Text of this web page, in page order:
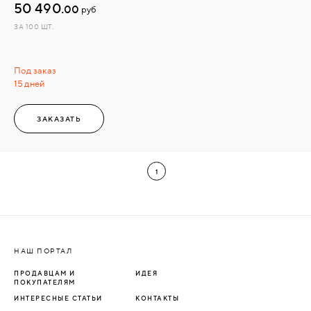
Под заказ
15 дней
50 490.00 руб
ЗА 100 ШТ.
ЗАКАЗАТЬ
1
НАШ ПОРТАЛ
ПРОДАВЦАМ И
ПОКУПАТЕЛЯМ
ИДЕЯ
ИНТЕРЕСНЫЕ СТАТЬИ КОНТАКТЫ